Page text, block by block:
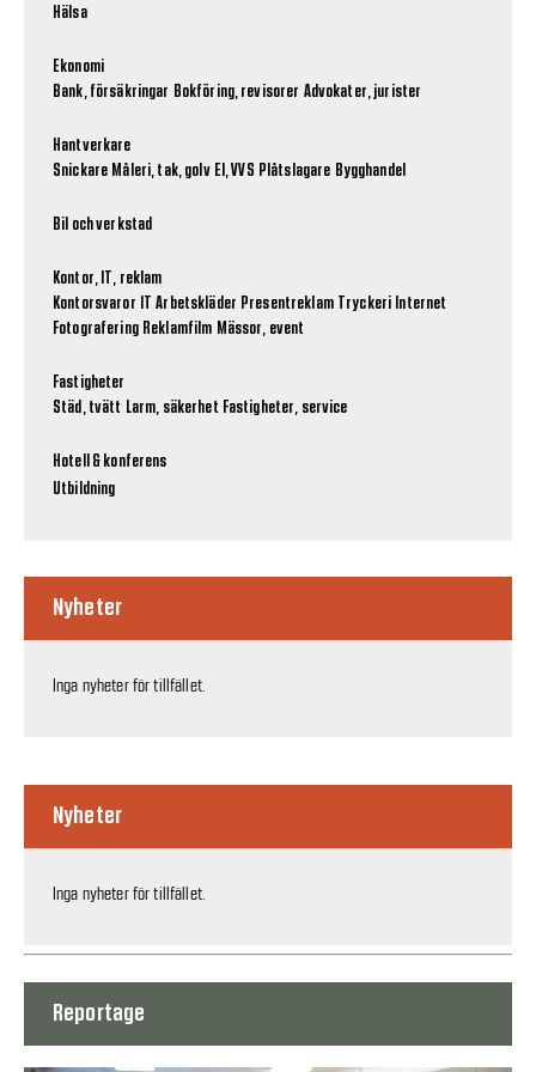
Hälsa
Ekonomi
Bank, försäkringar Bokföring, revisorer Advokater, jurister
Hantverkare
Snickare Måleri, tak, golv El, VVS Plåtslagare Bygghandel
Bil och verkstad
Kontor, IT, reklam
Kontorsvaror
Arbetskläder Presentreklam Tryckeri Internet
Fotografering Reklamfilm Mässor, event
Fastigheter
Städ, tvätt Larm, säkerhet Fastigheter, service
Hotell & konferens
Utbildning
Nyheter
Inga nyheter för tillfället.
Nyheter
Inga nyheter för tillfället.
Reportage